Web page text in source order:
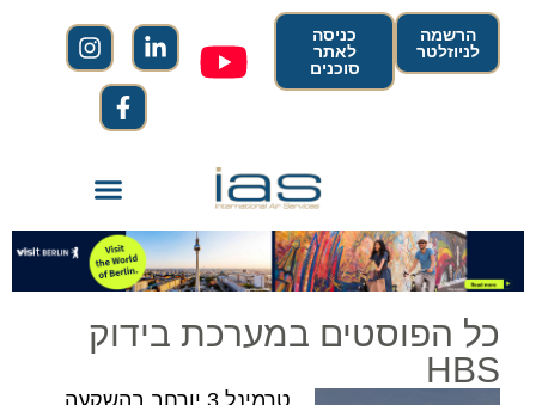
הרשמה
לניוזלטר
כניסה
לאתר
סוכנים
כל הפוסטים במערכת בידוק
HBS